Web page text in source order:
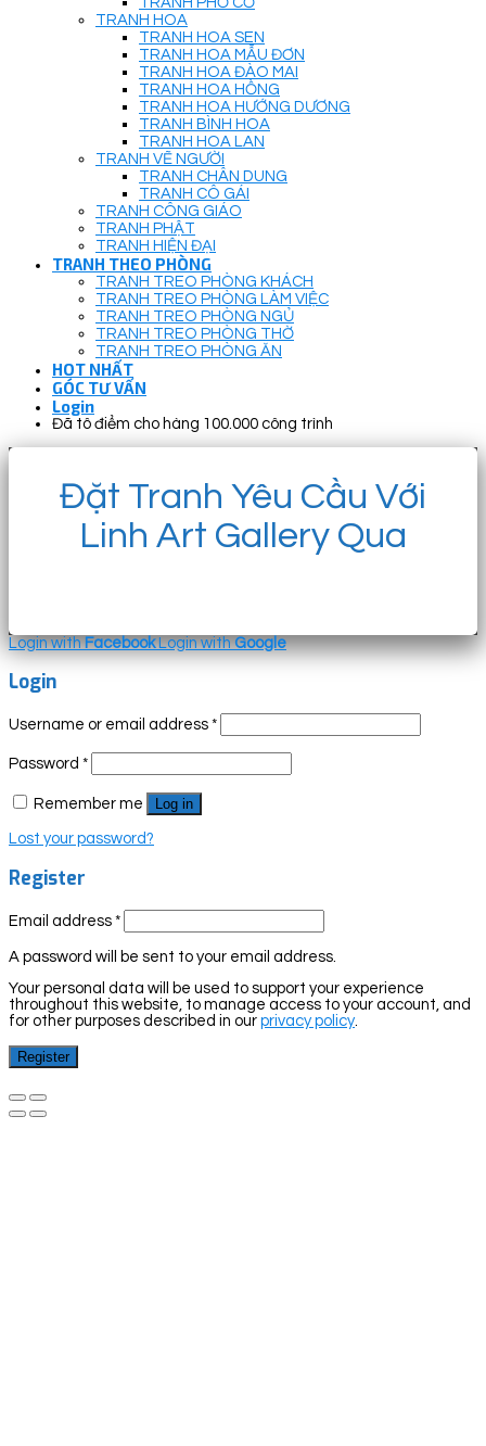
TRANH HOA
TRANH HOA SEN
TRANH HOA MẪU ĐƠN
TRANH HOA ĐÀO MAI
TRANH HOA HỒNG
TRANH HOA HƯỚNG DƯƠNG
TRANH BÌNH HOA
TRANH HOA LAN
TRANH VẼ NGƯỜI
TRANH CHÂN DUNG
TRANH CÔ GÁI
TRANH CÔNG GIÁO
TRANH PHẬT
TRANH HIỆN ĐẠI
TRANH THEO PHÒNG
TRANH TREO PHÒNG KHÁCH
TRANH TREO PHÒNG LÀM VIỆC
TRANH TREO PHÒNG NGỦ
TRANH TREO PHÒNG THỜ
TRANH TREO PHÒNG ĂN
HOT NHẤT
GÓC TƯ VẤN
Login
Đã tô điểm cho hàng 100.000 công trình
Đặt Tranh Yêu Cầu Với
Linh Art Gallery Qua
Login withFacebook Login withGoogle
Login
Username or email address *
Password *
Remember me Log in
Lost your password?
Register
Email address *
A password will be sent to your email address.
Your personal data will be used to support your experience
throughout this website, to manage access to your account, and
for other purposes described in our privacy policy.
Register